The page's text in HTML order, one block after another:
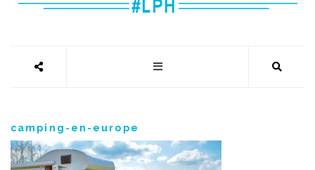
camping-en-europe